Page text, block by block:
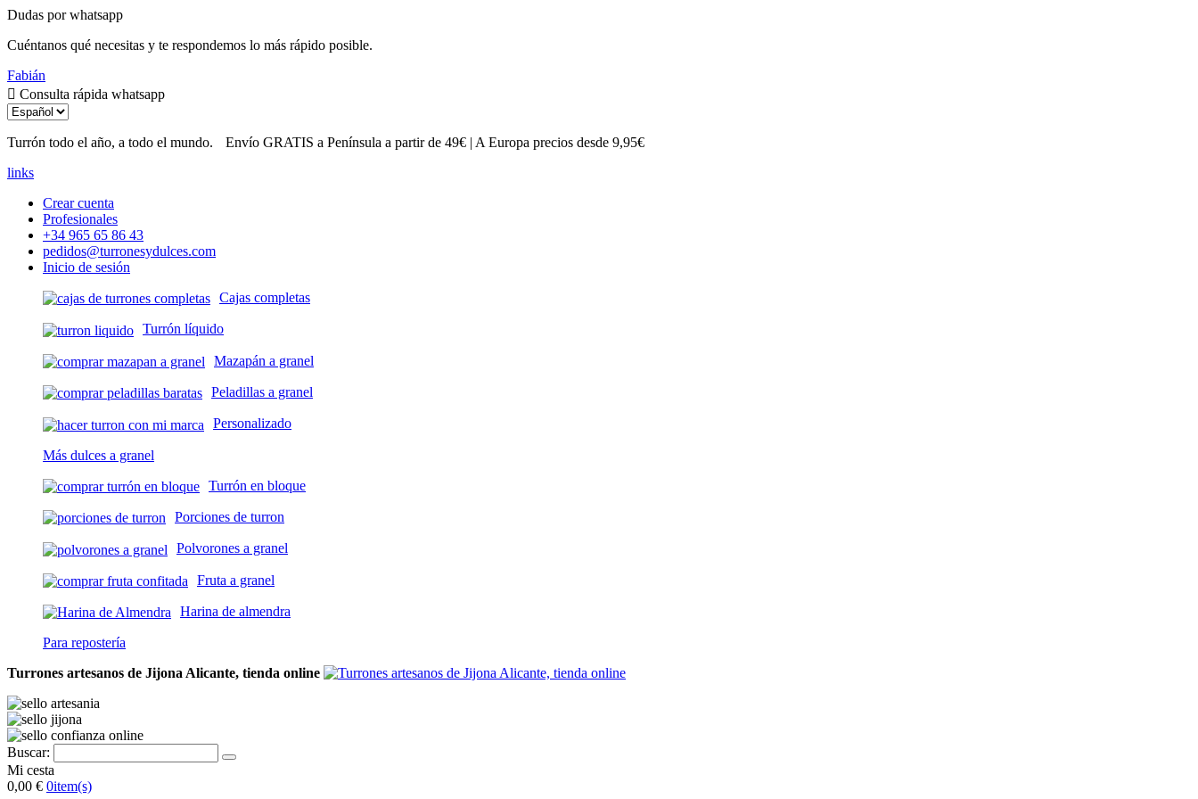
Dudas por whatsapp
Cuéntanos qué necesitas y te respondemos lo más rápido posible.
Fabián
Consulta rápida whatsapp
Turrón todo el año, a todo el mundo.
Envío GRATIS a Península a partir de 49€ | A Europa precios desde 9,95€
links
Crear cuenta
Profesionales
+34 965 65 86 43
pedidos@turronesydulces.com
Inicio de sesión
Cajas completas
Turrón líquido
Mazapán a granel
Peladillas a granel
Personalizado
Más dulces a granel
Turrón en bloque
Porciones de turron
Polvorones a granel
Fruta a granel
Harina de almendra
Para repostería
Turrones artesanos de Jijona Alicante, tienda online
Buscar:
Mi cesta
0,00 € 0item(s)